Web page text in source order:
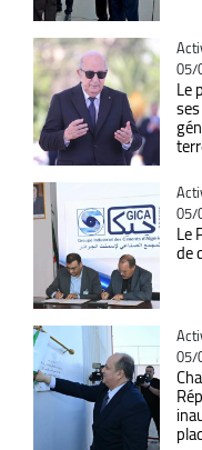
05/
Le
05/
Le
de
05/